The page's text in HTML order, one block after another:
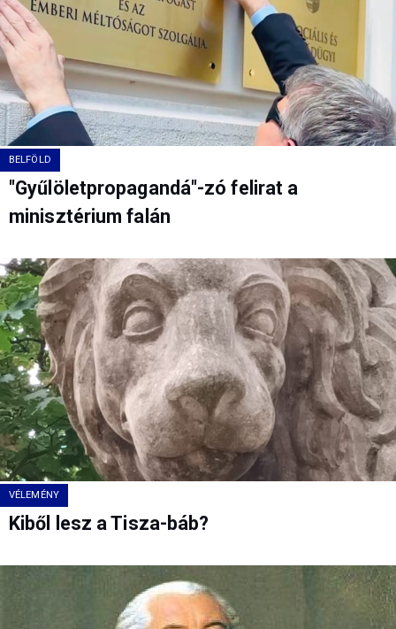
BELFÖLD
"Gyűlöletpropagandá"-zó felirat a
minisztérium falán
VÉLEMÉNY
Kiből lesz a Tisza-báb?